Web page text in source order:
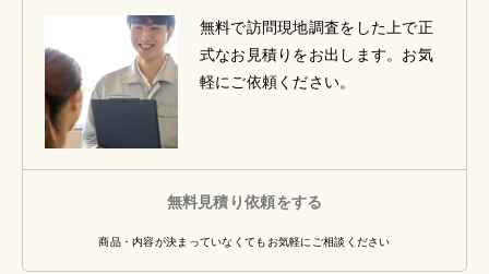
無料で訪問現地調査をした上で正
式なお見積りをお出します。お気
軽にご依頼ください。
無料見積り依頼をする
商品・内容が決まっていなくてもお気軽にご相談ください